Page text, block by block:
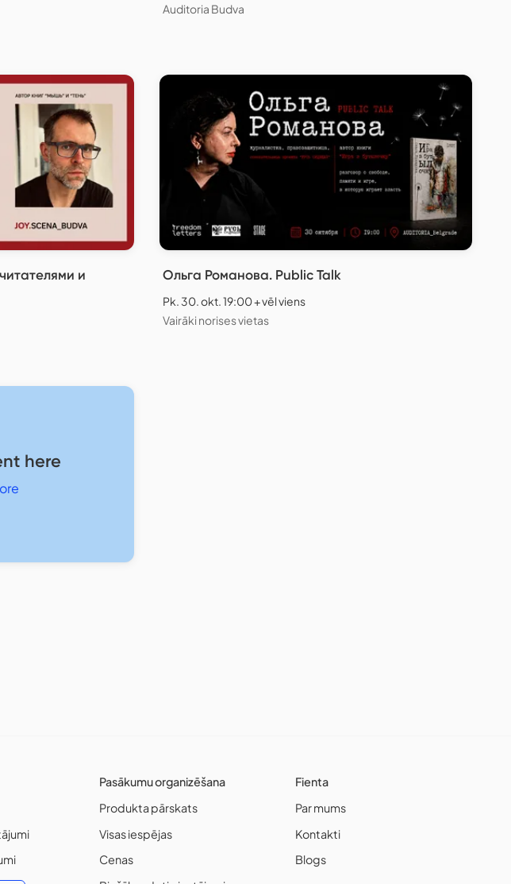
Auditoria Budva
и
Ольга Романова. Public Talk
Pk. 30. okt. 19:00 + vēl viens
Vairāki norises vietas
here
Pasākumu organizēšana
Produkta pārskats
Visas iespējas
Cenas
Fienta
Par mums
Kontakti
Blogs